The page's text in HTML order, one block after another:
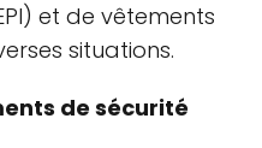
et de vêtements
situations.
de sécurité